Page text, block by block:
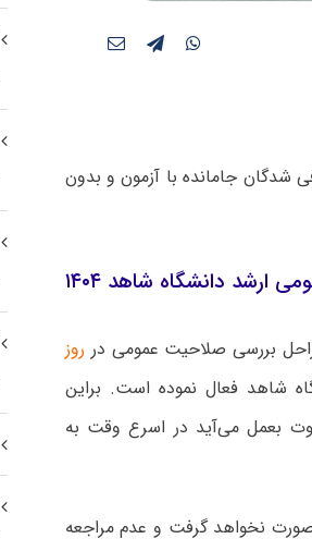
شدگان جامانده با آزمون و بدون
دانشگاه شاهد ۱۴۰۴
بررسی صلاحیت عمومی در روز
شاهد فعال نموده است. براین
بعمل می‌آید در اسرع وقت به
صورت نخواهد گرفت و عدم مراجعه